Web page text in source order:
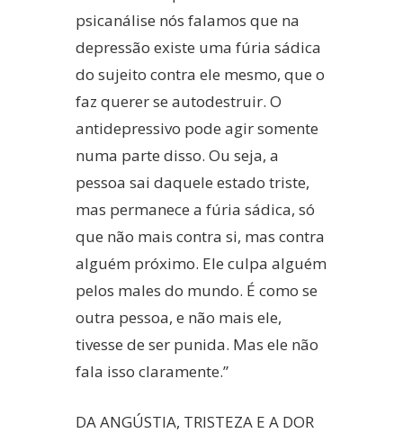
psicanálise nós falamos que na
depressão existe uma fúria sádica
do sujeito contra ele mesmo, que o
faz querer se autodestruir. O
antidepressivo pode agir somente
numa parte disso. Ou seja, a
pessoa sai daquele estado triste,
mas permanece a fúria sádica, só
que não mais contra si, mas contra
alguém próximo. Ele culpa alguém
pelos males do mundo. É como se
outra pessoa, e não mais ele,
tivesse de ser punida. Mas ele não
fala isso claramente.”
DA ANGÚSTIA, TRISTEZA E A DOR